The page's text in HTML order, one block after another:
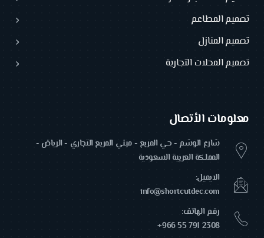
تصميم المطاعم
تصميم المنازل
تصميم المحلات التجارية
معلومات الأتصال
شارع الوشم - حي المربع - مبني المربع التجاري - الرياض -
المملكة العربية السعودية
الايميل:
info@shortcutdec.com
رقم الهاتف:
+966 55 791 2308